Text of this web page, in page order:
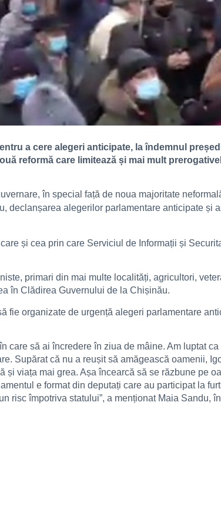
a cere alegeri anticipate, la îndemnul
reformă care limitează și mai mult
în special față de noua majoritate
declanșarea alegerilor parlamentare anticipate și
și cea prin care Serviciul de Informații și
primari din mai multe localități, agricultori,
în Clădirea Guvernului de la Chișinău.
fie organizate de urgență alegeri parlamentare
care să ai încredere în ziua de mâine. Am luptat
Supărat că nu a reușit să amăgească oamenii,
viața mai grea. Așa încearcă să se răzbune pe
e format din deputați care au participat la
risc împotriva statului”, a menționat Maia Sandu,